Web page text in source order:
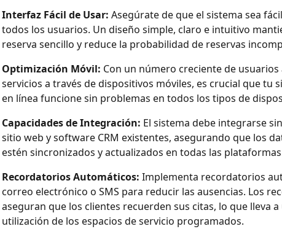
Interfaz Fácil de Usar: Asegúrate de que el sistema sea
todos los usuarios. Un diseño simple, claro e intuitivo
reserva sencillo y reduce la probabilidad de reservas
Optimización Móvil: Con un número creciente de usuarios
servicios a través de dispositivos móviles, es crucial que tu
en línea funcione sin problemas en todos los tipos de
Capacidades de Integración: El sistema debe integrarse
sitio web y software CRM existentes, asegurando que los
estén sincronizados y actualizados en todas las
Recordatorios Automáticos: Implementa recordatorios
correo electrónico o SMS para reducir las ausencias. Los
aseguran que los clientes recuerden sus citas, lo que lleva
utilización de los espacios de servicio programados.